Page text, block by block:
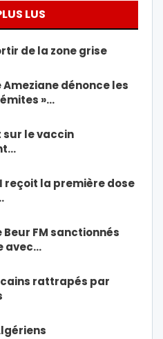
LUS
de la zone grise
Ameziane dénonce les
»…
le vaccin
reçoit la première dose
FM sanctionnés
avec…
rattrapés par